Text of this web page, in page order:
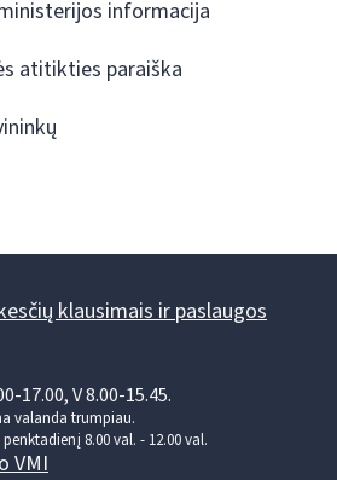
informacija
atitikties paraiška
klausimais ir paslaugos
17.00, V 8.00-15.45.
valanda trumpiau.
8.00 val. - 12.00 val.
VMI